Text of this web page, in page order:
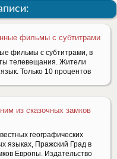
фильмы с субтитрами
фильмы с субтитрами, в
телевещания. Жители
Только 10 процентов
из сказочных замков
географических
языках, Пражский Град в
Европы. Издательство